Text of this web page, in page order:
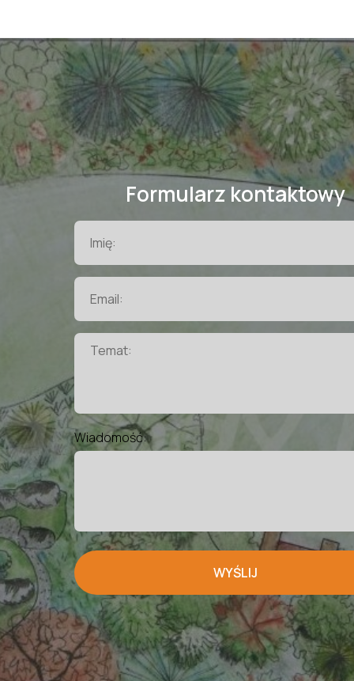
Formularz kontaktowy
Wiadomość:
WYŚLIJ